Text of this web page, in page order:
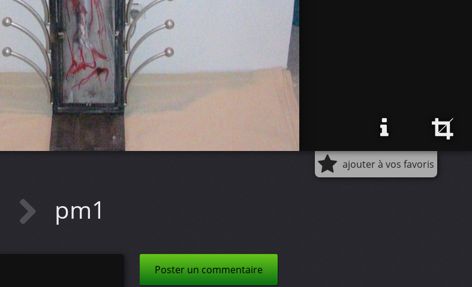
ajouter à vos favoris
pm1
Poster un commentaire